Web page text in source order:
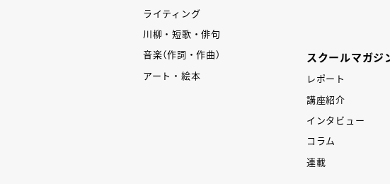
ライティング
川柳・短歌・俳句
音楽（作詞・作曲）
アート・絵本
スクールマガジ
レポート
講座紹介
インタビュー
コラム
連載